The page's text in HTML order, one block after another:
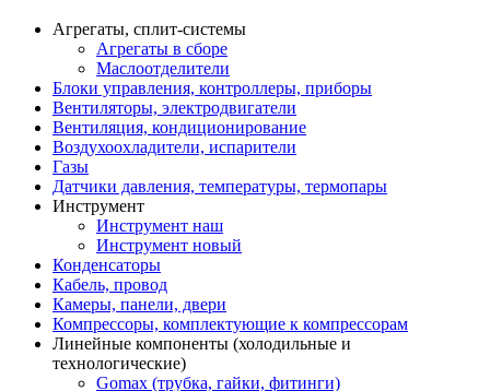
Агрегаты, сплит-системы
Агрегаты в сборе
Маслоотделители
Блоки управления, контроллеры, приборы
Вентиляторы, электродвигатели
Вентиляция, кондиционирование
Воздухоохладители, испарители
Газы
Датчики давления, температуры, термопары
Инструмент
Инструмент наш
Инструмент новый
Конденсаторы
Кабель, провод
Камеры, панели, двери
Компрессоры, комплектующие к компрессорам
Линейные компоненты (холодильные и
технологические)
Gomax (трубка, гайки, фитинги)